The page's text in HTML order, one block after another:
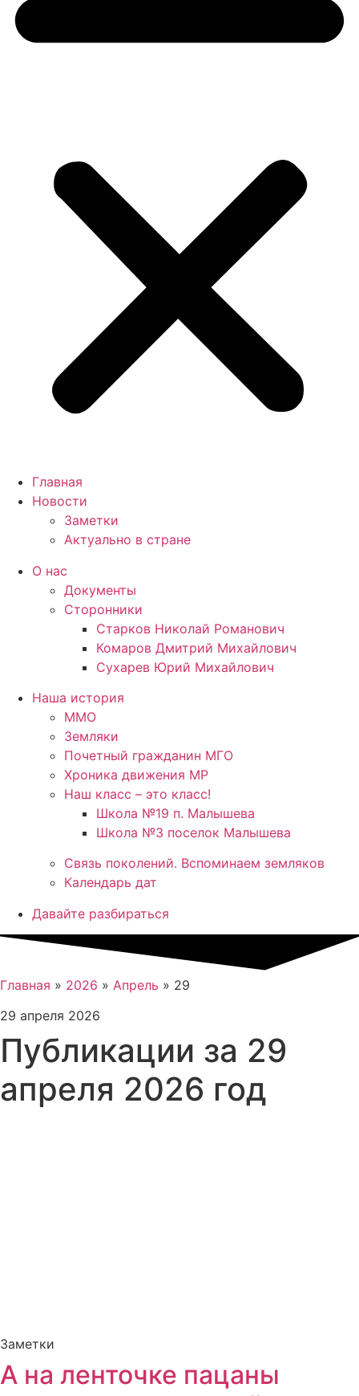
Главная
Новости
Заметки
Актуально в стране
О нас
Документы
Сторонники
Старков Николай Романович
Комаров Дмитрий Михайлович
Сухарев Юрий Михайлович
Наша история
ММО
Земляки
Почетный гражданин МГО
Хроника движения МР
Наш класс – это класс!
Школа №19 п. Малышева
Школа №3 поселок Малышева
Связь поколений. Вспоминаем земляков
Календарь дат
Давайте разбираться
Главная » 2026 » Апрель » 29
29 апреля 2026
Публикации за 29
апреля 2026 год
Заметки
А на ленточке пацаны